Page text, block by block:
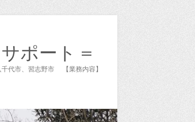
ポート =
代市、習志野市 【業務内容】